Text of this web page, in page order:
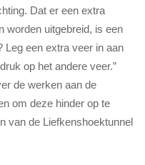
Dat er een extra
worden uitgebreid, is een
Leg een extra veer in aan
op het andere veer.”
de werken aan de
om deze hinder op te
van de Liefkenshoektunnel